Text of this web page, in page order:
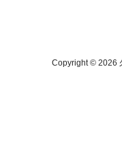
Copyright © 2026